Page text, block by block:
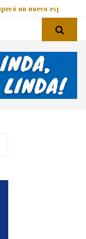
un nuevo espacio